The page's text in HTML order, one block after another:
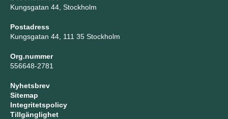
Kungsgatan 44, Stockholm
Postadress
Kungsgatan 44, 111 35 Stockholm
Org.nummer
556648-2781
Nyhetsbrev
Sitemap
Integritetspolicy
Tillgänglighet